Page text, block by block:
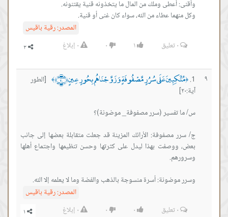
وكل منهما عطاء من الله، سواء كان غنى أو قنية.
المصدر:رقية باقيس
٠تعليق ١ ٠ ٠ إبلاغ
٩ ﴿مُتَّكِئِينَ عَلَى سُرُرٍ مَّصْفُوفَةٍ وَزَوَّجْنَاهُم بِحُورٍ عِينٍ ﴿٢٠﴾ ﴾
[الطور
آية:٢٠]
ج/ سرر مصفوفة: الأرائك المزينة قد جعلت متقابلة بعضها إلى جانب
بعض، ووصفت بهذا ليدل على كثرتها وحسن تنظيمها واجتماع أهلها
وسرر موضونة: أسرة منسوجة بالذهب والفضة وما لا يعلمه إلا الله.
المصدر:رقية باقيس
٠تعليق ٠ ٠ ٠ إبلاغ